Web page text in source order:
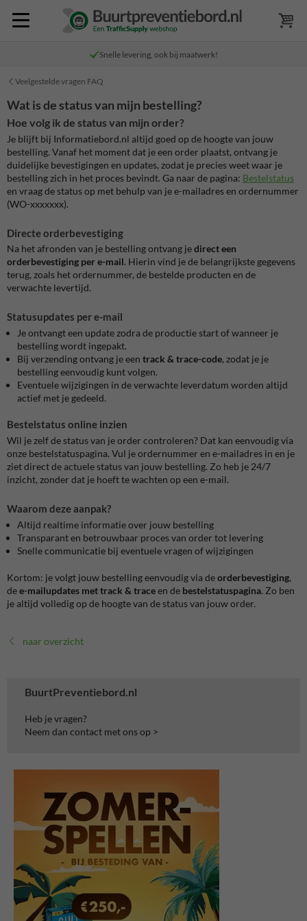
Snelle levering, ook bij maatwerk!
Veelgestelde vragen FAQ
BuurtPreventiebord.nl
Heb je vragen?
Neem dan contact met ons op >
Wat is de status van mijn bestelling?
Hoe volg ik de status van mijn order?
Je blijft bij Informatiebord.nl altijd goed op de hoogte van jouw
bestelling. Vanaf het moment dat je een order plaatst, ontvang je
duidelijke bevestigingen en updates, zodat je precies weet waar je
bestelling zich in het proces bevindt. Ga naar de pagina: Bestelstatus
en vraag de status op met behulp van je e-mailadres en ordernummer
(WO-xxxxxxx).
Directe orderbevestiging
Na het afronden van je bestelling ontvang jedirect een
orderbevestiging per e-mail. Hierin vind je de belangrijkste gegevens
terug, zoals het ordernummer, de bestelde producten en de
verwachte levertijd.
Statusupdates per e-mail
Je ontvangt een update zodra de productie start of wanneer je
bestelling wordt ingepakt.
Bij verzending ontvang je een track & trace-code, zodat je je
bestelling eenvoudig kunt volgen.
Eventuele wijzigingen in de verwachte leverdatum worden altijd
actief met je gedeeld.
Bestelstatus online inzien
Wil je zelf de status van je order controleren? Dat kan eenvoudig via
onze bestelstatuspagina. Vul je ordernummer en e-mailadres in en je
ziet direct de actuele status van jouw bestelling. Zo heb je 24/7
inzicht, zonder dat je hoeft te wachten op een e-mail.
Waarom deze aanpak?
Altijd realtime informatie over jouw bestelling
Transparant en betrouwbaar proces van order tot levering
Snelle communicatie bij eventuele vragen of wijzigingen
Kortom: je volgt jouw bestelling eenvoudig via deorderbevestiging,
dee-mailupdates met track & traceen de bestelstatuspagina. Zo ben
je altijd volledig op de hoogte van de status van jouw order.
naar overzicht